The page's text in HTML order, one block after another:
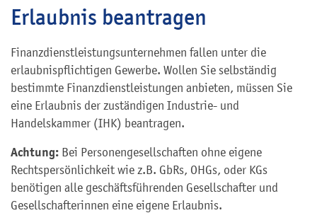
Erlaubnis beantragen
Finanzdienstleistungsunternehmen fallen unter die
erlaubnispflichtigen Gewerbe. Wollen Sie selbständig
bestimmte Finanzdienstleistungen anbieten, müssen Sie
eine Erlaubnis der zuständigen Industrie- und
Handelskammer (IHK) beantragen.
Achtung: Bei Personengesellschaften ohne eigene
Rechtspersönlichkeit wie z.B. GbRs, OHGs, oder KGs
benötigen alle geschäftsführenden Gesellschafter und
Gesellschafterinnen eine eigene Erlaubnis.